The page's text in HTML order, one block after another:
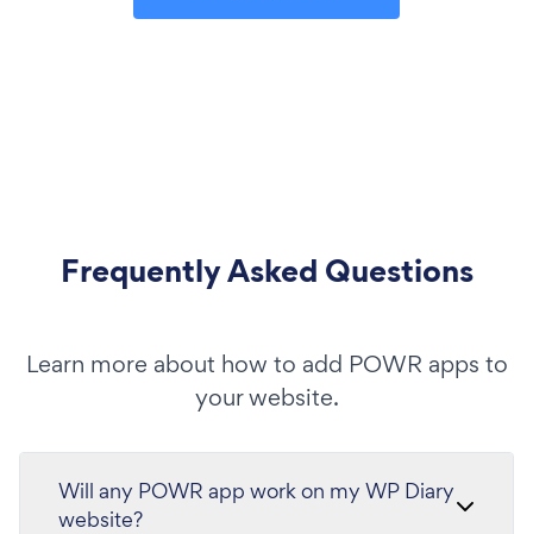
Frequently Asked Questions
Learn more about how to add POWR apps to
your website.
Will any POWR app work on my WP Diary
website?